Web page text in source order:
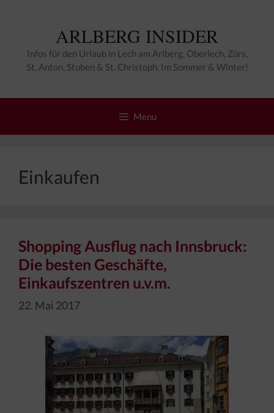
ARLBERG INSIDER
Infos für den Urlaub in Lech am Arlberg, Oberlech, Zürs,
St. Anton, Stuben & St. Christoph. Im Sommer & Winter!
Menu
Einkaufen
Shopping Ausflug nach Innsbruck:
Die besten Geschäfte,
Einkaufszentren u.v.m.
22. Mai 2017